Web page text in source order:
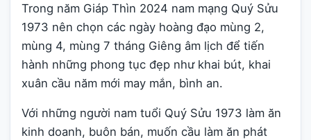
Trong năm Giáp Thìn 2024 nam mạng Quý Sửu
1973 nên chọn các ngày hoàng đạo mùng 2,
mùng 4, mùng 7 tháng Giêng âm lịch để tiến
hành những phong tục đẹp như khai bút, khai
xuân cầu năm mới may mắn, bình an.
Với những người nam tuổi Quý Sửu 1973 làm ăn
kinh doanh, buôn bán, muốn cầu làm ăn phát